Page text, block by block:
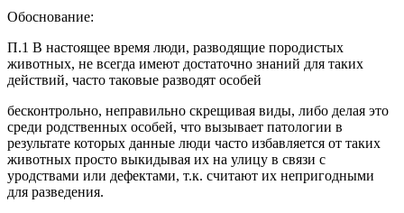
Обоснование:
П.1 В настоящее время люди, разводящие породистых
животных, не всегда имеют достаточно знаний для таких
действий, часто таковые разводят особей
бесконтрольно, неправильно скрещивая виды, либо делая это
среди родственных особей, что вызывает патологии в
результате которых данные люди часто избавляется от таких
животных просто выкидывая их на улицу в связи с
уродствами или дефектами, т.к. считают их непригодными
для разведения.